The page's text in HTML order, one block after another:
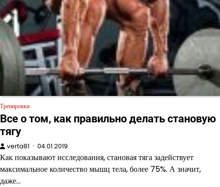
Тренировки
Все о том, как правильно делать становую
тягу
verta81 04.01.2019
Как показывают исследования, становая тяга задействует
максимальное количество мышц тела, более 75%. А значит,
даже…